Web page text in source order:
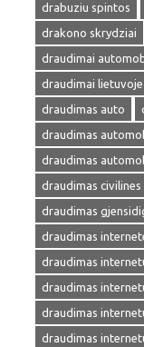
drabuziu spintos
drakono skrydziai
draudimai
draudimai lietuvoje
draudimas auto
draudimas
draudimas
draudimas
draudimas
draudimas
draudimas
draudimas
draudimas
draudimas